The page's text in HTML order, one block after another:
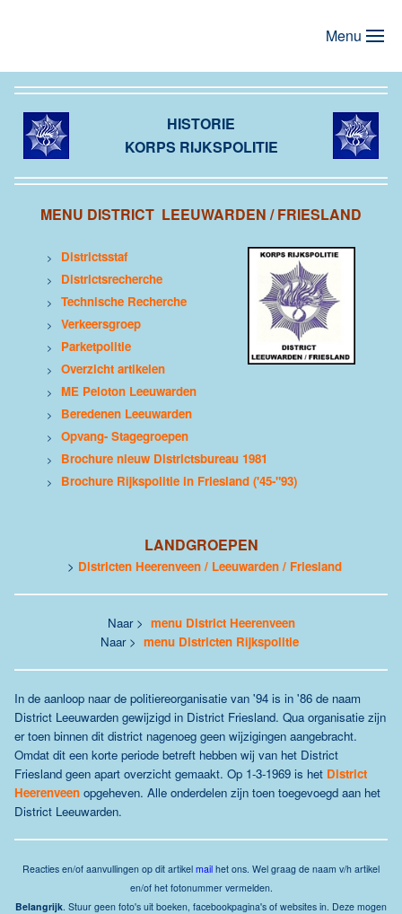
Menu
HISTORIE
KORPS RIJKSPOLITIE
MENU DISTRICT LEEUWARDEN / FRIESLAND
> Districtsstaf
> Districtsrecherche
> Technische Recherche
> Verkeersgroep
> Parketpolitie
> Overzicht artikelen
> ME Peloton Leeuwarden
> Beredenen Leeuwarden
> Opvang- Stagegroepen
> Brochure nieuw Districtsbureau 1981
> Brochure Rijkspolitie in Friesland ('45-"93)
LANDGROEPEN
> Districten Heerenveen / Leeuwarden / Friesland
Naar > menu District Heerenveen
Naar > menu Districten Rijkspolitie
In de aanloop naar de politiereorganisatie van '94 is in '86 de naam
District Leeuwarden gewijzigd in District Friesland. Qua organisatie zijn
er toen binnen dit district nagenoeg geen wijzigingen aangebracht.
Omdat dit een korte periode betreft hebben wij van het District
Friesland geen apart overzicht gemaakt. Op 1-3-1969 is het District
Heerenveen opgeheven. Alle onderdelen zijn toen toegevoegd aan het
District Leeuwarden.
Reacties en/of aanvullingen op dit artikel mail het ons. Wel graag de naam v/h artikel
en/of het fotonummer vermelden.
Belangrijk. Stuur geen foto's uit boeken, facebookpagina's of websites in. Deze mogen